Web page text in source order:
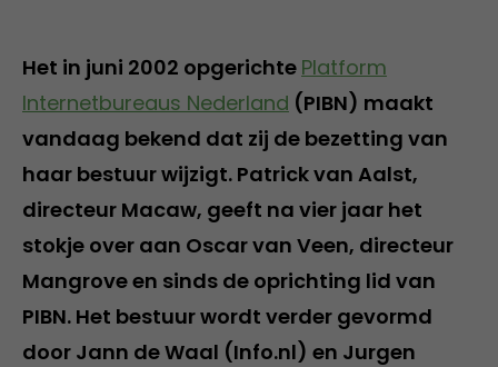
Het in juni 2002 opgerichte Platform
Internetbureaus Nederland (PIBN) maakt
vandaag bekend dat zij de bezetting van
haar bestuur wijzigt. Patrick van Aalst,
directeur Macaw, geeft na vier jaar het
stokje over aan Oscar van Veen, directeur
Mangrove en sinds de oprichting lid van
PIBN. Het bestuur wordt verder gevormd
door Jann de Waal (Info.nl) en Jurgen